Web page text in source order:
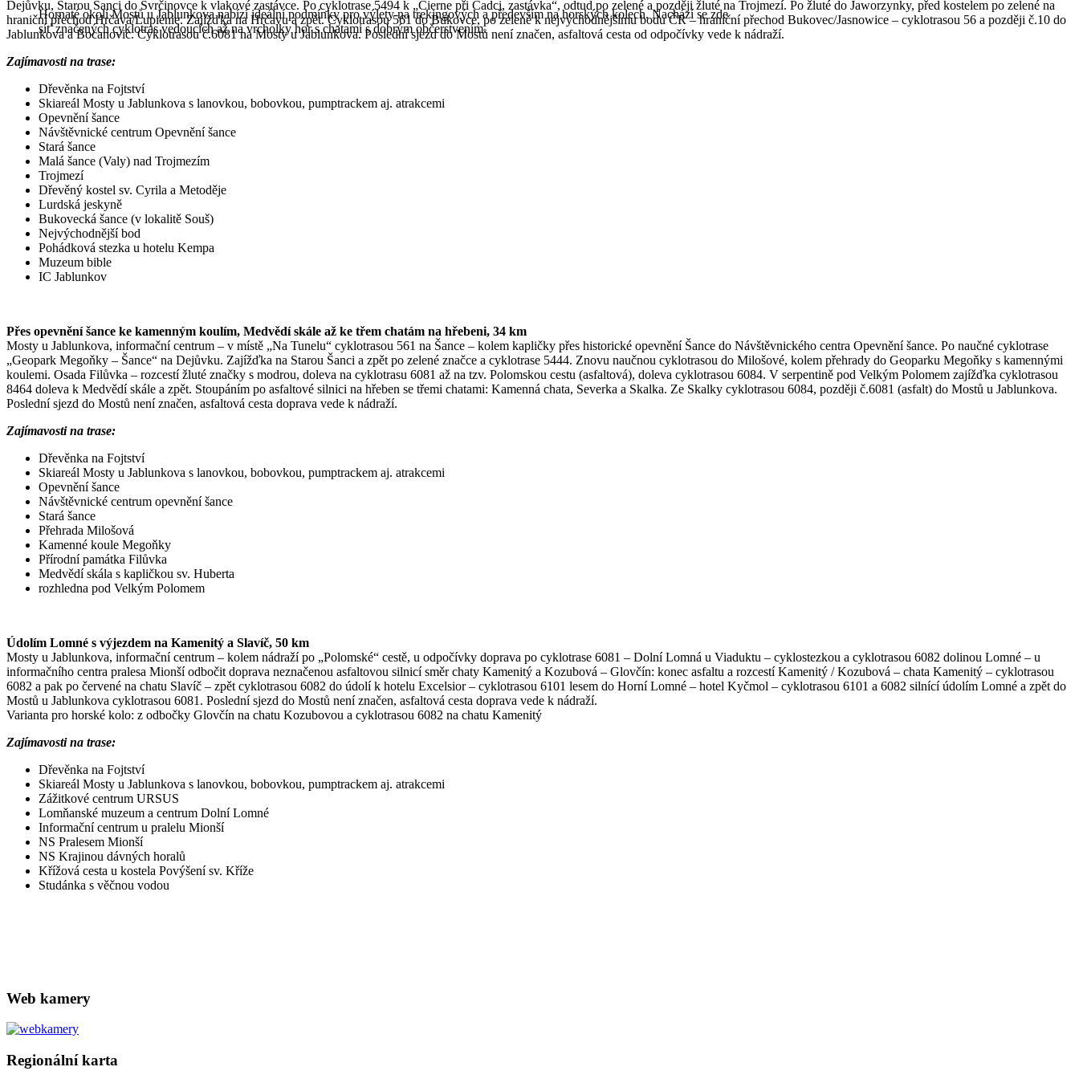
Hornaté okolí Mostů u Jablunkova nabízí ideální podmínky pro výlety na trekingových a především na horských kolech. Nachází se zde
síť značených cyklotras vedoucích až na vrcholky hor s chatami s dobrým občerstvením.
Dejůvku, Starou Šanci do Svrčinovce k vlakové zastávce. Po cyklotrase 5494 k „Čierne při Čadci, zastávka“, odtud po zelené a později žluté na Trojmezí. Po žluté do Jaworzynky, před kostelem po zelené na
hraniční přechod Hrčava/Lupienie. Zajížďka na Hrčavu a zpět. Cyklotrasou 561 do Bukovce, po zelené k nejvýchodnějšímu bodu ČR – hraniční přechod Bukovec/Jasnowice – cyklotrasou 56 a později č.10 do
Jablunkova a Bocanovic. Cyklotrasou č.6081 na Mosty u Jablunkova. Poslední sjezd do Mostů není značen, asfaltová cesta od odpočívky vede k nádraží.
Zajímavosti na trase:
Dřevěnka na Fojtství
Skiareál Mosty u Jablunkova s lanovkou, bobovkou, pumptrackem aj. atrakcemi
Opevnění šance
Návštěvnické centrum Opevnění šance
Stará šance
Malá šance (Valy) nad Trojmezím
Trojmezí
Dřevěný kostel sv. Cyrila a Metoděje
Lurdská jeskyně
Bukovecká šance (v lokalitě Souš)
Nejvýchodnější bod
Pohádková stezka u hotelu Kempa
Muzeum bible
IC Jablunkov
Přes opevnění šance ke kamenným koulím, Medvědí skále až ke třem chatám na hřebeni, 34 km
Mosty u Jablunkova, informační centrum – v místě „Na Tunelu“ cyklotrasou 561 na Šance – kolem kapličky přes historické opevnění Šance do Návštěvnického centra Opevnění šance. Po naučné cyklotrase
„Geopark Megoňky – Šance“ na Dejůvku. Zajížďka na Starou Šanci a zpět po zelené značce a cyklotrase 5444. Znovu naučnou cyklotrasou do Milošové, kolem přehrady do Geoparku Megoňky s kamennými
koulemi. Osada Filůvka – rozcestí žluté značky s modrou, doleva na cyklotrasu 6081 až na tzv. Polomskou cestu (asfaltová), doleva cyklotrasou 6084. V serpentině pod Velkým Polomem zajížďka cyklotrasou
8464 doleva k Medvědí skále a zpět. Stoupáním po asfaltové silnici na hřeben se třemi chatami: Kamenná chata, Severka a Skalka. Ze Skalky cyklotrasou 6084, později č.6081 (asfalt) do Mostů u Jablunkova.
Poslední sjezd do Mostů není značen, asfaltová cesta doprava vede k nádraží.
Zajímavosti na trase:
Dřevěnka na Fojtství
Skiareál Mosty u Jablunkova s lanovkou, bobovkou, pumptrackem aj. atrakcemi
Opevnění šance
Návštěvnické centrum opevnění šance
Stará šance
Přehrada Milošová
Kamenné koule Megoňky
Přírodní památka Filůvka
Medvědí skála s kapličkou sv. Huberta
rozhledna pod Velkým Polomem
Údolím Lomné s výjezdem na Kamenitý a Slavíč, 50 km
Mosty u Jablunkova, informační centrum – kolem nádraží po „Polomské“ cestě, u odpočívky doprava po cyklotrase 6081 – Dolní Lomná u Viaduktu – cyklostezkou a cyklotrasou 6082 dolinou Lomné – u
informačního centra pralesa Mionší odbočit doprava neznačenou asfaltovou silnicí směr chaty Kamenitý a Kozubová – Glovčín: konec asfaltu a rozcestí Kamenitý / Kozubová – chata Kamenitý – cyklotrasou
6082 a pak po červené na chatu Slavíč – zpět cyklotrasou 6082 do údolí k hotelu Excelsior – cyklotrasou 6101 lesem do Horní Lomné – hotel Kyčmol – cyklotrasou 6101 a 6082 silnící údolím Lomné a zpět do
Mostů u Jablunkova cyklotrasou 6081. Poslední sjezd do Mostů není značen, asfaltová cesta doprava vede k nádraží.
Varianta pro horské kolo: z odbočky Glovčín na chatu Kozubovou a cyklotrasou 6082 na chatu Kamenitý
Zajímavosti na trase:
Dřevěnka na Fojtství
Skiareál Mosty u Jablunkova s lanovkou, bobovkou, pumptrackem aj. atrakcemi
Zážitkové centrum URSUS
Lomňanské muzeum a centrum Dolní Lomné
Informační centrum u pralelu Mionší
NS Pralesem Mionší
NS Krajinou dávných horalů
Křížová cesta u kostela Povýšení sv. Kříže
Studánka s věčnou vodou
Web kamery
Regionální karta